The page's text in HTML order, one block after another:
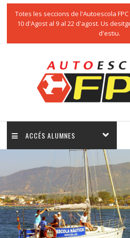
Totes les seccions de l'Autoescola
10 d'Agost al 9 al 22 d'agost. Us
d'estiu.
ACCÉS ALUMNES